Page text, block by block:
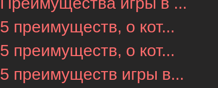
5 преимуществ, о кот...
5 преимуществ, о кот...
5 преимуществ игры в...